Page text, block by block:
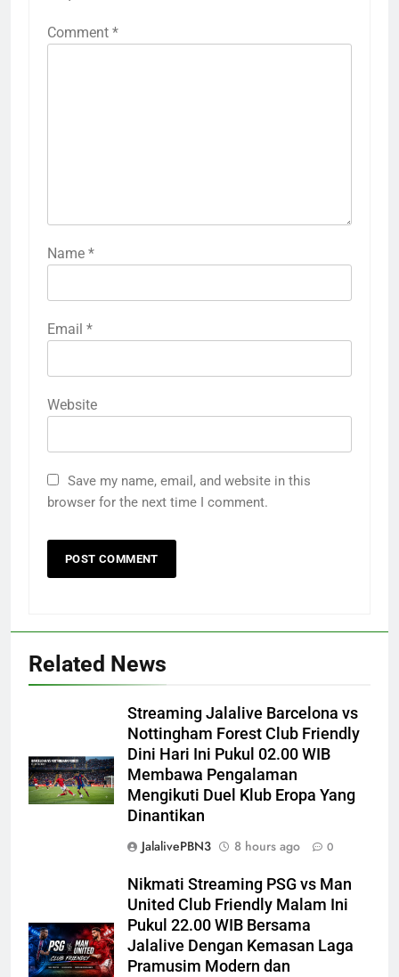
Comment *
Name *
Email *
Website
Save my name, email, and website in this
browser for the next time I comment.
Related News
Streaming Jalalive Barcelona vs
Nottingham Forest Club Friendly
Dini Hari Ini Pukul 02.00 WIB
Membawa Pengalaman
Mengikuti Duel Klub Eropa Yang
Dinantikan
JalalivePBN3
8 hours ago 0
Nikmati Streaming PSG vs Man
United Club Friendly Malam Ini
Pukul 22.00 WIB Bersama
Jalalive Dengan Kemasan Laga
Pramusim Modern dan